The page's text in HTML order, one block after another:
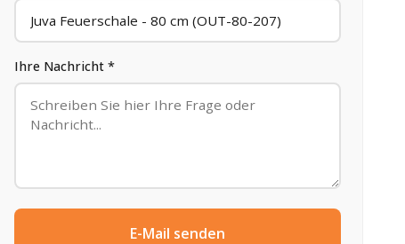
Ihre Nachricht *
E-Mail senden